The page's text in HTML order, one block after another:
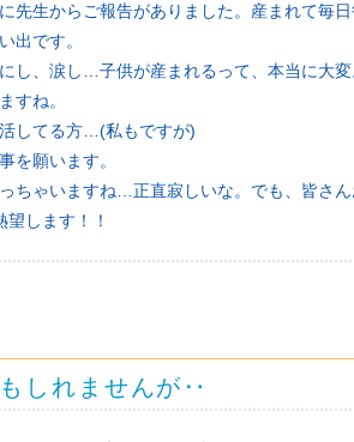
先生からご報告がありました。産まれて毎
出です。
し、涙し…子供が産まれるって、本当に大変
すね。
してる方…(私もですが)
を願います。
ちゃいますね…正直寂しいな。でも、皆さん
します！！
しれませんが‥